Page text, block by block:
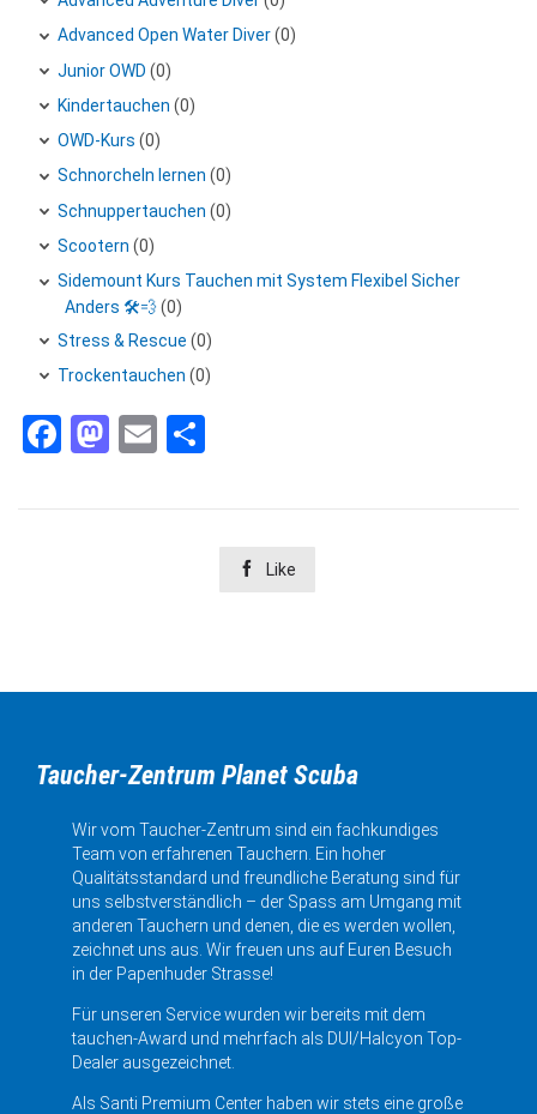
Advanced Open Water Diver(0)
Junior OWD (0)
Kindertauchen (0)
OWD-Kurs (0)
Schnorcheln lernen (0)
Schnuppertauchen (0)
Scootern (0)
Sidemount Kurs Tauchen mit System Flexibel Sicher
Anders 🛠️💨(0)
Stress & Rescue (0)
Trockentauchen (0)
Facebook
Mastodon
Email
 Like
Taucher-Zentrum Planet Scuba
Wir vom Taucher-Zentrum sind ein fachkundiges
Team von erfahrenen Tauchern. Ein hoher
Qualitätsstandard und freundliche Beratung sind für
uns selbstverständlich – der Spass am Umgang mit
anderen Tauchern und denen, die es werden wollen,
zeichnet uns aus. Wir freuen uns auf Euren Besuch
in der Papenhuder Strasse!
Für unseren Service wurden wir bereits mit dem
tauchen-Award und mehrfach als DUI/Halcyon Top-
Dealer ausgezeichnet.
Als Santi Premium Center haben wir stets eine große